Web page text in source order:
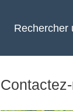
Rechercher